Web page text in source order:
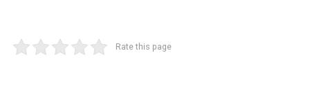
Rate this page